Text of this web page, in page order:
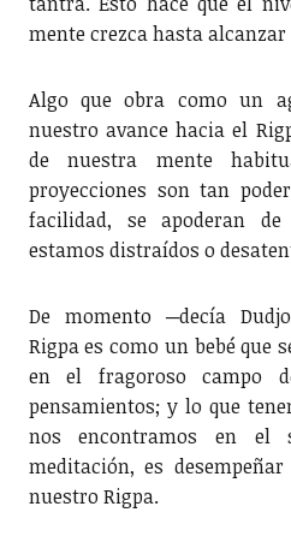
mente crezca hasta
Algo que obra como un
nuestro avance hacia el
de nuestra mente
proyecciones son tan
facilidad, se apoderan
estamos distraídos o
De momento ─decía
Rigpa es como un bebé que
en el fragoroso campo
pensamientos; y lo que
nos encontramos en el
meditación, es
nuestro Rigpa.